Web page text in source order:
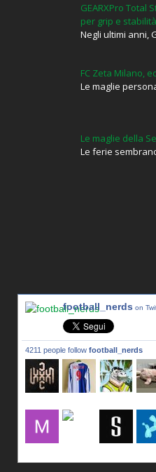
GEARXPro Total
per grip e
Negli ultimi anni,
FC Zeta Milano,
Le maglie
Le maglie della
Le ferie
football_nerds on
4211 people follow football_nerds